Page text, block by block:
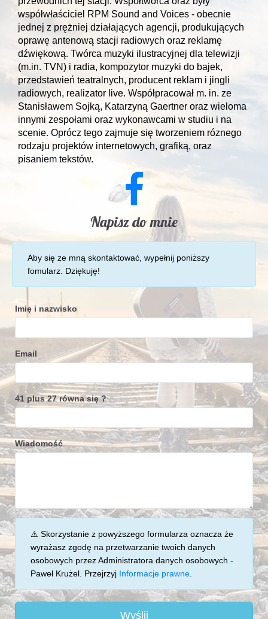
współwłaściciel RPM Sound and Voices - obecnie
jednej z prężniej działających agencji, produkujących
oprawę antenową stacji radiowych oraz reklamę
dźwiękową. Twórca muzyki ilustracyjnej dla telewizji
(m.in. TVN) i radia, kompozytor muzyki do bajek,
przedstawień teatralnych, producent reklam i jingli
radiowych, realizator live. Współpracował m. in. ze
Stanisławem Sojką, Katarzyną Gaertner oraz wieloma
innymi zespołami oraz wykonawcami w studiu i na
scenie. Oprócz tego zajmuje się tworzeniem róznego
rodzaju projektów internetowych, grafiką, oraz
pisaniem tekstów.
Napisz do mnie
Aby się ze mną skontaktować, wypełnij poniższy
fomularz. Dziękuję!
Imię i nazwisko
Email
41 plus 27 równa się ?
Wiadomość
⚠️ Skorzystanie z powyższego formularza oznacza że
wyrażasz zgodę na przetwarzanie twoich danych
osobowych przez Administratora danych osobowych -
Paweł Krużel. Przejrzyj Informacje prawne
Wyślij